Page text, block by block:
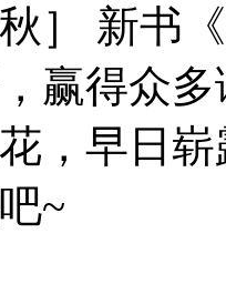
］ 新书
赢得众
，早日
~